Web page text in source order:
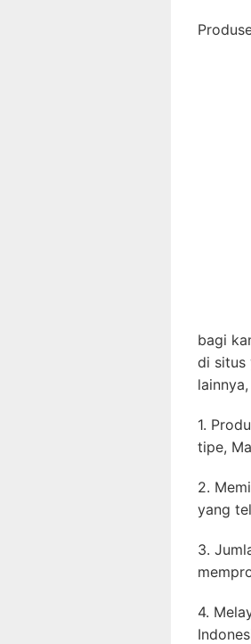
bagi
di situs
1.
tipe,
2.
yang
3.
4.